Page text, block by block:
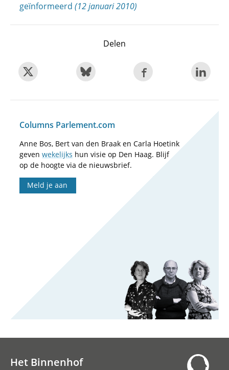
geïnformeerd (12 januari 2010)
Delen
Columns Parlement.com
Anne Bos, Bert van den Braak en Carla Hoetink
geven wekelijks hun visie op Den Haag. Blijf
op de hoogte via de nieuwsbrief.
Meld je aan
Het Binnenhof